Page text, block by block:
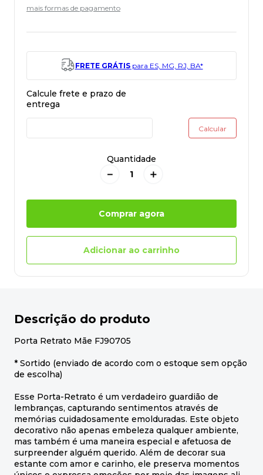
mais formas de pagamento
FRETE GRÁTISpara ES, MG, RJ, BA*
Quantidade
＋
－
Comprar agora
Adicionar ao carrinho
Descrição do produto
Porta Retrato Mãe FJ90705
* Sortido (enviado de acordo com o estoque sem opção
de escolha)
Esse Porta-Retrato é um verdadeiro guardião de
lembranças, capturando sentimentos através de
memórias cuidadosamente emolduradas. Este objeto
decorativo não apenas embeleza qualquer ambiente,
mas também é uma maneira especial e afetuosa de
surpreender alguém querido. Além de decorar sua
estante com amor e carinho, ele preserva momentos